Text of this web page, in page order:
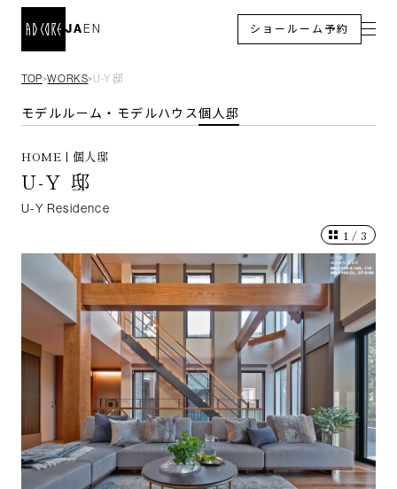
EN
JA ショールーム予約
TOP＞WORKS＞U-Y 邸
モデルルーム・モデルハウス個人邸
HOME | 個人邸
U-Y 邸
U-Y Residence
1 / 3